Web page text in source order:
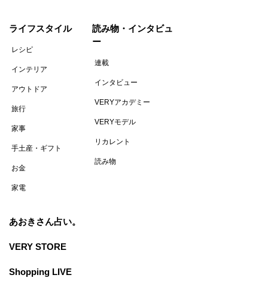
ライフスタイル
レシピ
インテリア
アウトドア
旅行
家事
手土産・ギフト
お金
家電
読み物・インタビュ
ー
連載
インタビュー
VERYアカデミー
VERYモデル
リカレント
読み物
あおきさん占い。
VERY STORE
Shopping LIVE